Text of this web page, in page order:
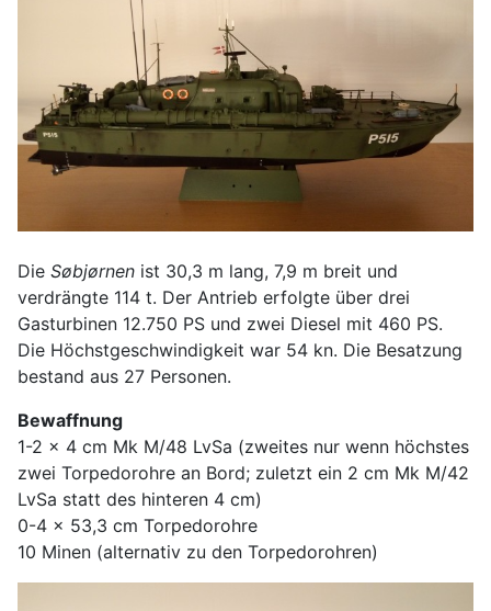
Die Søbjørnen ist 30,3 m lang, 7,9 m breit und
verdrängte 114 t. Der Antrieb erfolgte über drei
Gasturbinen 12.750 PS und zwei Diesel mit 460 PS.
Die Höchstgeschwindigkeit war 54 kn. Die Besatzung
bestand aus 27 Personen.
Bewaffnung
1-2 x 4 cm Mk M/48 LvSa (zweites nur wenn höchstes
zwei Torpedorohre an Bord; zuletzt ein 2 cm Mk M/42
LvSa statt des hinteren 4 cm)
0-4 x 53,3 cm Torpedorohre
10 Minen (alternativ zu den Torpedorohren)